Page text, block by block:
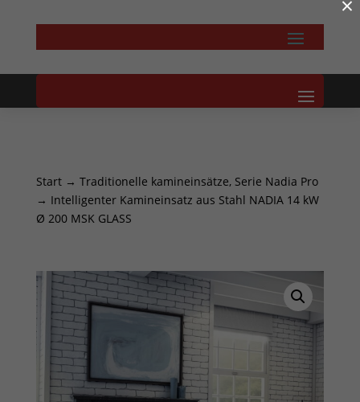
Start→ Traditionelle kamineinsätze, Serie Nadia Pro
→ Intelligenter Kamineinsatz aus Stahl NADIA 14 kW
Ø 200 MSK GLASS